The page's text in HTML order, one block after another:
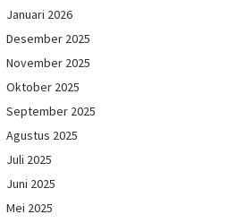
Januari 2026
Desember 2025
November 2025
Oktober 2025
September 2025
Agustus 2025
Juli 2025
Juni 2025
Mei 2025